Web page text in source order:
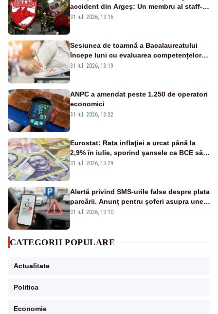
accident din Argeș: Un membru al staff-
ului medical a murit, antrenorul Adrian
31 iul. 2026, 13:16
Sesiunea de toamnă a Bacalaureatului
începe luni cu evaluarea competențelor
orale la Limba română
31 iul. 2026, 13:19
ANPC a amendat peste 1.250 de operatori
economici
31 iul. 2026, 13:22
Eurostat: Rata inflaţiei a urcat până la
2,9% în iulie, sporind şansele ca BCE să
majoreze dobânda
31 iul. 2026, 13:29
Alertă privind SMS-urile false despre plata
parcării. Anunț pentru șoferi asupra unei
noi metode de fraudă online
31 iul. 2026, 13:10
CATEGORII POPULARE
Actualitate
Politica
Economie